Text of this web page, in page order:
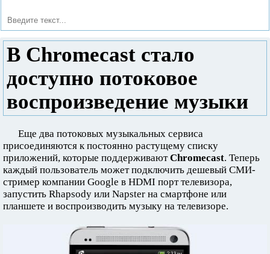
В Chromecast стало
доступно потоковое
воспроизведение музыки
Еще два потоковых музыкальных сервиса
присоединяются к постоянно растущему списку
приложений, которые поддерживаютChromecast. Теперь
каждый пользователь может подключить дешевый СМИ-
стример компании Google в HDMI порт телевизора,
запустить Rhapsody или Napster на смартфоне или
планшете и воспроизводить музыку на телевизоре.